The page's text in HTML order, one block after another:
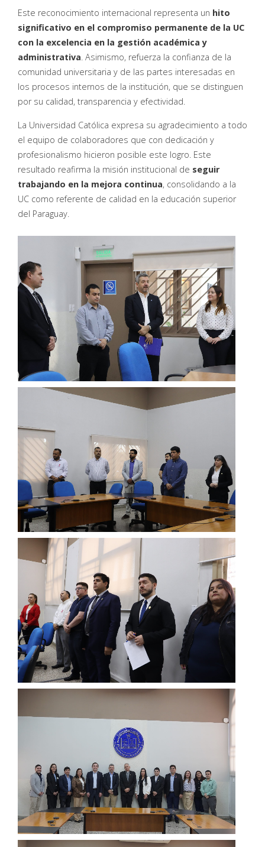
Este reconocimiento internacional representa un hito
significativo en el compromiso permanente de la UC
con la excelencia en la gestión académica y
administrativa. Asimismo, refuerza la confianza de la
comunidad universitaria y de las partes interesadas en
los procesos internos de la institución, que se distinguen
por su calidad, transparencia y efectividad.
La Universidad Católica expresa su agradecimiento a todo
el equipo de colaboradores que con dedicación y
profesionalismo hicieron posible este logro. Este
resultado reafirma la misión institucional de seguir
trabajando en la mejora continua, consolidando a la
UC como referente de calidad en la educación superior
del Paraguay.